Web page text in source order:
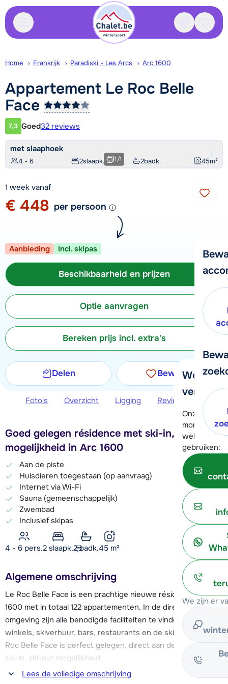
Contact
We
verder!
Onze
moment
wel alvast
gebruiken:
We zijn er
Home Frankrijk Paradiski - Les Arcs Arc 1600
Appartement Le Roc Belle
Face
Klantwaardering
7,3 Goed32 reviews
met slaaphoek
4 - 6 2slaapk. 2badk. 45m²
1/1
1 week vanaf
€ 448 per persoon
Aanbieding Incl. skipas
Beschikbaarheid en prijzen
Optie aanvragen
Bereken prijs incl. extra's
Delen Bewaren
Foto's Overzicht Ligging Reviews
Goed gelegen résidence met ski-in, ski-out
mogelijkheid in Arc 1600
Aan de piste
Huisdieren toegestaan (op aanvraag)
Internet via Wi-Fi
Sauna (gemeenschappelijk)
Zwembad
Inclusief skipas
4 - 6 pers.2 slaapk.2 badk.45 m²
Algemene omschrijving
Le Roc Belle Face is een prachtige nieuwe résidence in Arc
1600 met in totaal 122 appartementen. In de directe
omgeving zijn alle benodigde faciliteiten te vinden zoals
winkels, skiverhuur, bars, restaurants en de skischool. Le
Roc Belle Face is perfect gelegen, direct aan de piste met
ski-in, ski-out mogelijkheid.
Lees de volledige omschrijving